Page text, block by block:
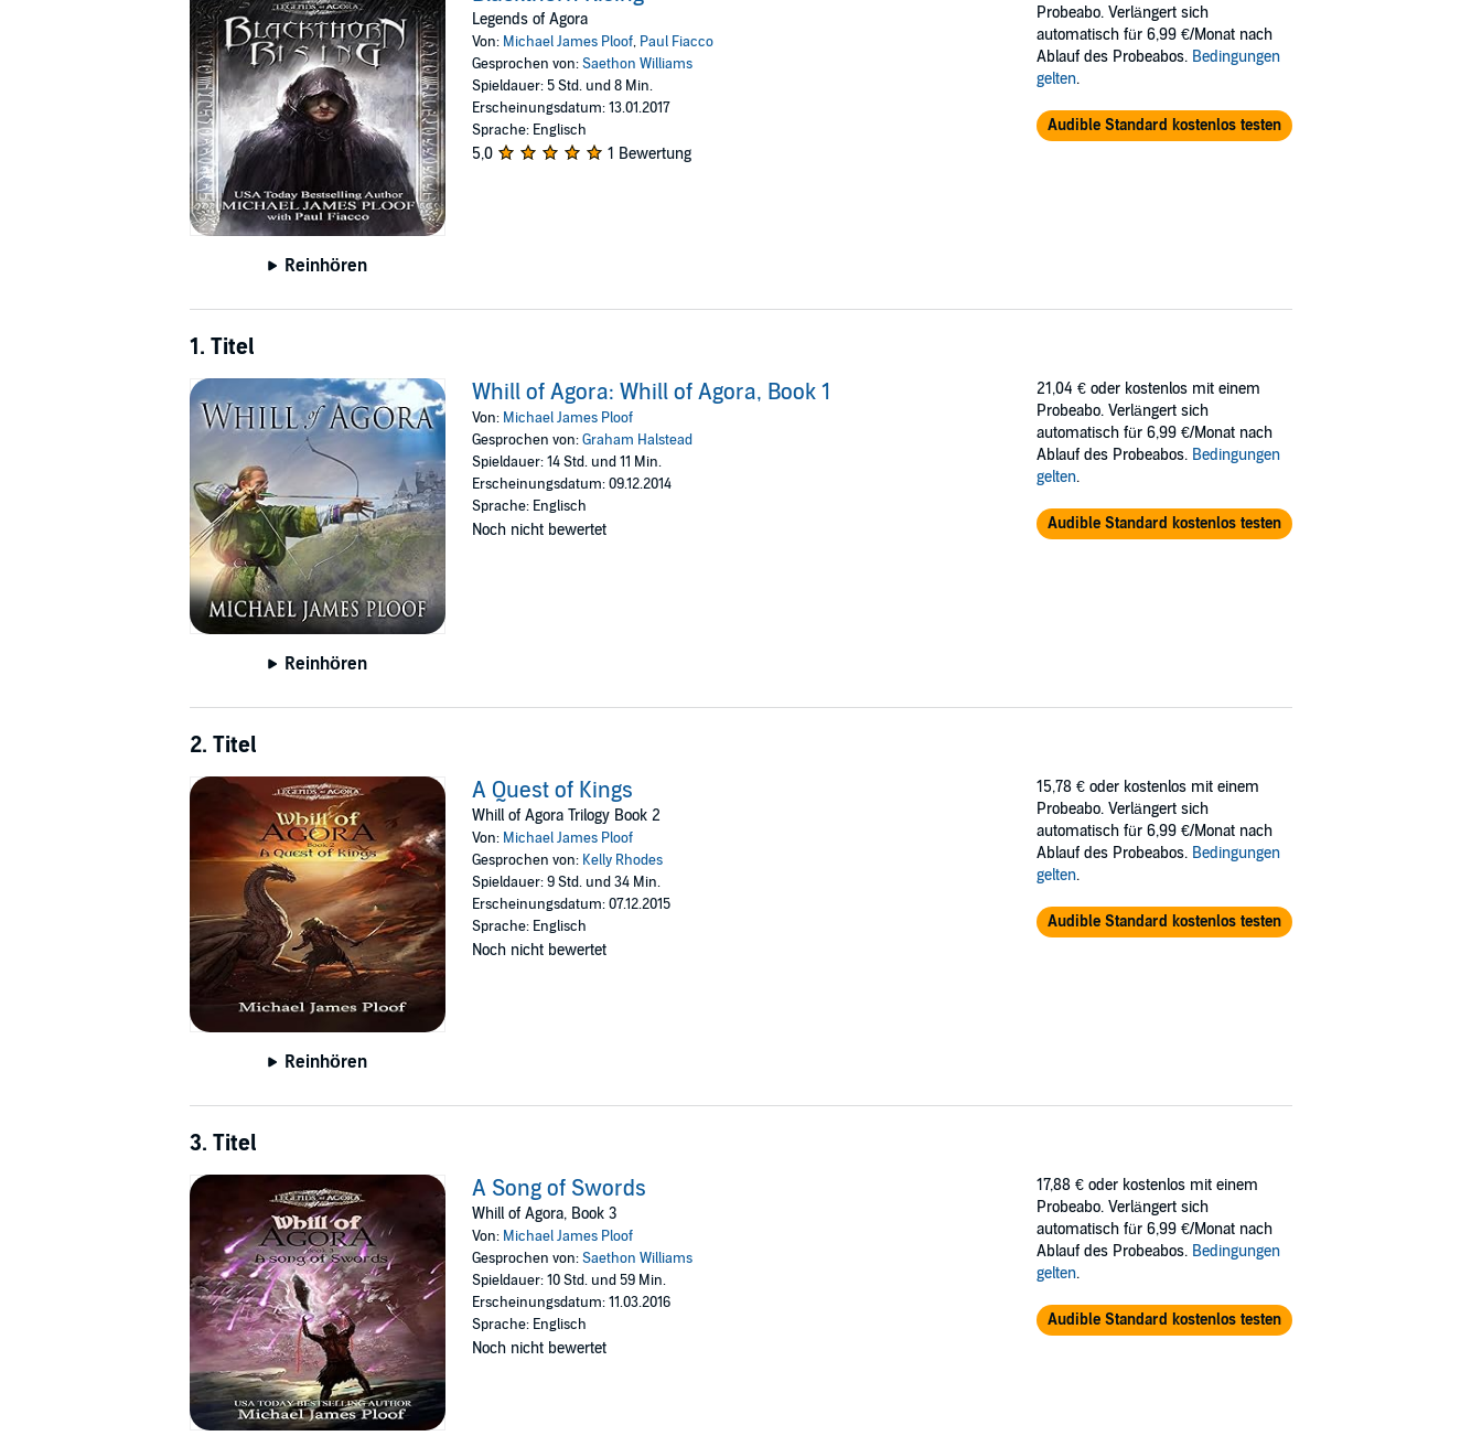
©2016 Traveling Bard Publishing (P)2017 Traveling Bard Publishing
Reinhören
Legends of Agora
Von: Michael James Ploof, Paul Fiacco
Gesprochen von:Saethon Williams
Spieldauer: 5 Std. und 8 Min.
Erscheinungsdatum: 13.01.2017
Sprache: Englisch
5,0 1 Bewertung
Probeabo. Verlängert sich
automatisch für 6,99 €/Monat nach
Ablauf des Probeabos. Bedingungen
gelten.
Audible Standard kostenlos testen
1. Titel
Reinhören
Whill of Agora: Whill of Agora, Book 1
Von: Michael James Ploof
Gesprochen von:Graham Halstead
Spieldauer: 14 Std. und 11 Min.
Erscheinungsdatum: 09.12.2014
Sprache: Englisch
Noch nicht bewertet
21,04 € oder kostenlos mit einem
Probeabo. Verlängert sich
automatisch für 6,99 €/Monat nach
Ablauf des Probeabos. Bedingungen
gelten.
Audible Standard kostenlos testen
2. Titel
Reinhören
A Quest of Kings
Whill of Agora Trilogy Book 2
Von: Michael James Ploof
Gesprochen von: Kelly Rhodes
Spieldauer: 9 Std. und 34 Min.
Erscheinungsdatum: 07.12.2015
Sprache: Englisch
Noch nicht bewertet
15,78 € oder kostenlos mit einem
Probeabo. Verlängert sich
automatisch für 6,99 €/Monat nach
Ablauf des Probeabos. Bedingungen
gelten.
Audible Standard kostenlos testen
3. Titel
A Song of Swords
Whill of Agora, Book 3
Von: Michael James Ploof
Gesprochen von:Saethon Williams
Spieldauer: 10 Std. und 59 Min.
Erscheinungsdatum: 11.03.2016
Sprache: Englisch
Noch nicht bewertet
17,88 € oder kostenlos mit einem
Probeabo. Verlängert sich
automatisch für 6,99 €/Monat nach
Ablauf des Probeabos. Bedingungen
gelten.
Audible Standard kostenlos testen